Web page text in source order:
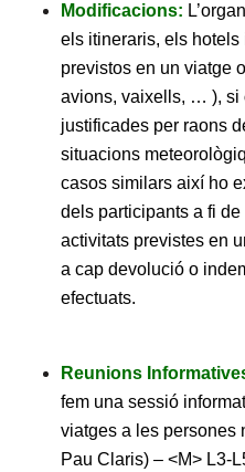
Modificacions:
els itineraris, els
previstos en un viatge
avions, vaixells, … ), si
justificades per raons
situacions
casos similars així ho
dels participants a fi
activitats previstes en
a cap devolució o
efectuats.
Reunions
fem una sessió
viatges a les persones
Pau Claris) – <M> L3-